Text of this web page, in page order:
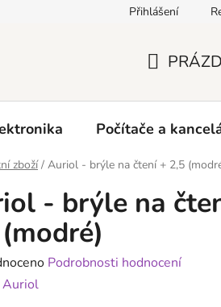
Přihlášení
KOŠÍK
Počítače a
zboží / Auriol - brýle na čtení + 2,5
- brýle na
Podrobnosti hodnocení
Auriol